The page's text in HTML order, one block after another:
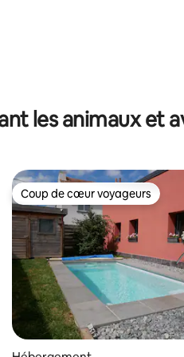
les animaux et
sur la base de 142
Coup de cœur voyageurs
Coup de cœur voyageurs